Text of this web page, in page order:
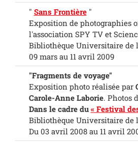
" Sans Frontière"
Exposition de photographies
l'association SPY TV et
Bibliothèque Universitaire de
09 mars au 11 avril 2009
"Fragments de voyage"
Exposition photo réalisée par
Carole-Anne Laborie. Photos
Dans le cadre du « Festival
Bibliothèque Universitaire de
Du 03 avril 2008 au 11 avril